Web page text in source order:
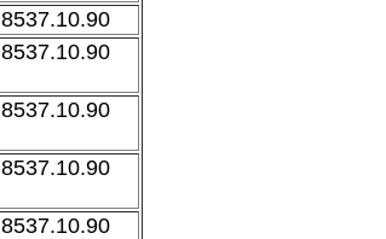
8537.10.90
8537.10.90
8537.10.90
8537.10.90
8537.10.90